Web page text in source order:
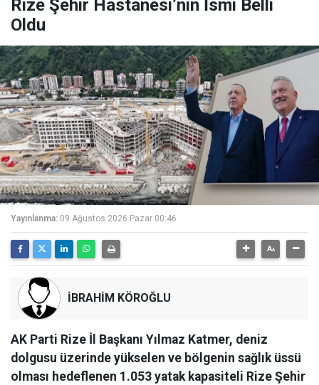
Rize Şehir Hastanesi’nin İsmi Belli
Oldu
Yayınlanma: 09 Ağustos 2026 Pazar 00:46
İBRAHİM KÖROĞLU
AK Parti Rize İl Başkanı Yılmaz Katmer, deniz
dolgusu üzerinde yükselen ve bölgenin sağlık üssü
olması hedeflenen 1.053 yatak kapasiteli Rize Şehir